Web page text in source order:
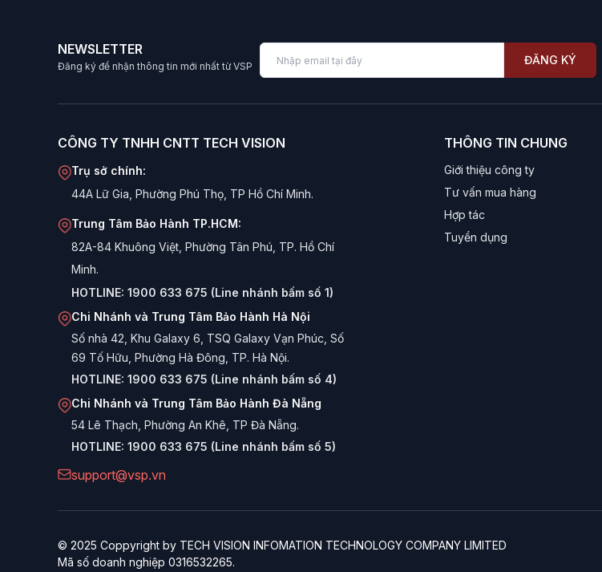
NEWSLETTER
Đăng ký để nhận thông tin mới nhất từ VSP ĐĂNG KÝ
CÔNG TY TNHH CNTT TECH VISION
Trụ sở chính:
44A Lữ Gia, Phường Phú Thọ, TP Hồ Chí Minh.
Trung Tâm Bảo Hành TP.HCM:
82A-84 Khuông Việt, Phường Tân Phú, TP. Hồ Chí
Minh.
HOTLINE: 1900 633 675 (Line nhánh bấm số 1)
Chi Nhánh và Trung Tâm Bảo Hành Hà Nội
Số nhà 42, Khu Galaxy 6, TSQ Galaxy Vạn Phúc, Số
69 Tố Hữu, Phường Hà Đông, TP. Hà Nội.
HOTLINE: 1900 633 675 (Line nhánh bấm số 4)
Chi Nhánh và Trung Tâm Bảo Hành Đà Nẵng
54 Lê Thạch, Phường An Khê, TP Đà Nẵng.
HOTLINE: 1900 633 675 (Line nhánh bấm số 5)
support@vsp.vn
THÔNG TIN CHUNG
Giới thiệu công ty
Tư vấn mua hàng
Hợp tác
Tuyển dụng
© 2025 Coppyright by TECH VISION INFOMATION TECHNOLOGY COMPANY LIMITED
Mã số doanh nghiệp 0316532265.